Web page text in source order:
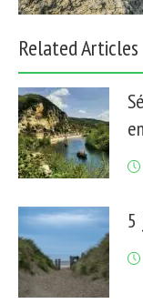
Related Articles
5